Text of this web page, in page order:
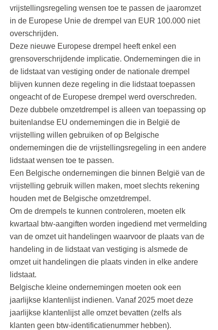
vrijstellingsregeling wensen toe te passen de jaaromzet
in de Europese Unie de drempel van EUR 100.000 niet
overschrijden.
Deze nieuwe Europese drempel heeft enkel een
grensoverschrijdende implicatie. Ondernemingen die in
de lidstaat van vestiging onder de nationale drempel
blijven kunnen deze regeling in die lidstaat toepassen
ongeacht of de Europese drempel werd overschreden.
Deze dubbele omzetdrempel is alleen van toepassing op
buitenlandse EU ondernemingen die in België de
vrijstelling willen gebruiken of op Belgische
ondernemingen die de vrijstellingsregeling in een andere
lidstaat wensen toe te passen.
Een Belgische ondernemingen die binnen België van de
vrijstelling gebruik willen maken, moet slechts rekening
houden met de Belgische omzetdrempel.
Om de drempels te kunnen controleren, moeten elk
kwartaal btw-aangiften worden ingediend met vermelding
van de omzet uit handelingen waarvoor de plaats van de
handeling in de lidstaat van vestiging is alsmede de
omzet uit handelingen die plaats vinden in elke andere
lidstaat.
Belgische kleine ondernemingen moeten ook een
jaarlijkse klantenlijst indienen. Vanaf 2025 moet deze
jaarlijkse klantenlijst alle omzet bevatten (zelfs als
klanten geen btw-identificatienummer hebben).